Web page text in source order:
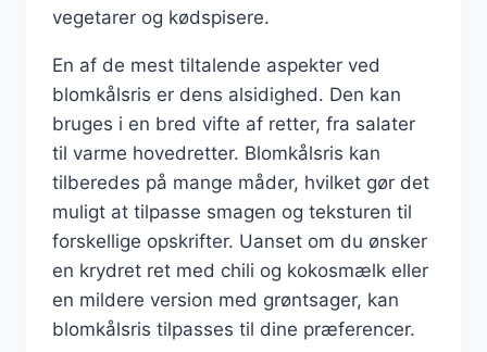
vegetarer og kødspisere.
En af de mest tiltalende aspekter ved
blomkålsris er dens alsidighed. Den kan
bruges i en bred vifte af retter, fra salater
til varme hovedretter. Blomkålsris kan
tilberedes på mange måder, hvilket gør det
muligt at tilpasse smagen og teksturen til
forskellige opskrifter. Uanset om du ønsker
en krydret ret med chili og kokosmælk eller
en mildere version med grøntsager, kan
blomkålsris tilpasses til dine præferencer.